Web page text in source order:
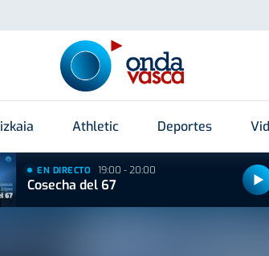
Athletic Deportes
EN DIRECTO 19:00 - 20:00
Cosecha del 67